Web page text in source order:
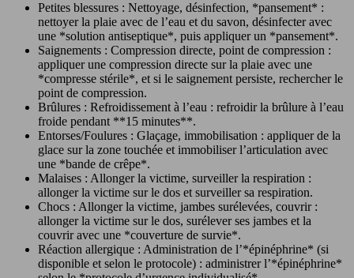
Petites blessures : Nettoyage, désinfection, *pansement* :
nettoyer la plaie avec de l’eau et du savon, désinfecter avec
une *solution antiseptique*, puis appliquer un *pansement*.
Saignements : Compression directe, point de compression :
appliquer une compression directe sur la plaie avec une
*compresse stérile*, et si le saignement persiste, rechercher le
point de compression.
Brûlures : Refroidissement à l’eau : refroidir la brûlure à l’eau
froide pendant **15 minutes**.
Entorses/Foulures : Glaçage, immobilisation : appliquer de la
glace sur la zone touchée et immobiliser l’articulation avec
une *bande de crêpe*.
Malaises : Allonger la victime, surveiller la respiration :
allonger la victime sur le dos et surveiller sa respiration.
Chocs : Allonger la victime, jambes surélevées, couvrir :
allonger la victime sur le dos, surélever ses jambes et la
couvrir avec une *couverture de survie*.
Réaction allergique : Administration de l’*épinéphrine* (si
disponible et selon le protocole) : administrer l’*épinéphrine*